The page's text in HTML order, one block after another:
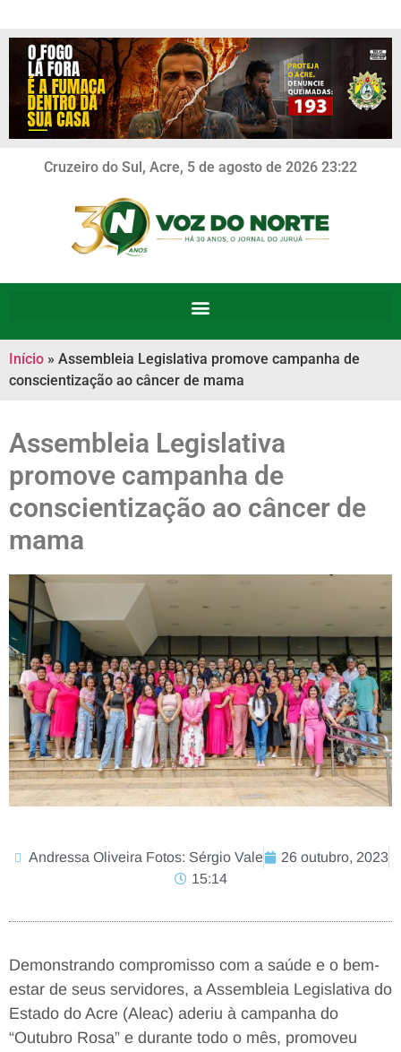
Cruzeiro do Sul, Acre, 5 de agosto de 2026 23:22
Início » Assembleia Legislativa promove campanha de
conscientização ao câncer de mama
Assembleia Legislativa
promove campanha de
conscientização ao câncer de
mama
Andressa Oliveira Fotos: Sérgio Vale
26 outubro, 2023
15:14
Demonstrando compromisso com a saúde e o bem-
estar de seus servidores, a Assembleia Legislativa do
Estado do Acre (Aleac) aderiu à campanha do
“Outubro Rosa” e durante todo o mês, promoveu